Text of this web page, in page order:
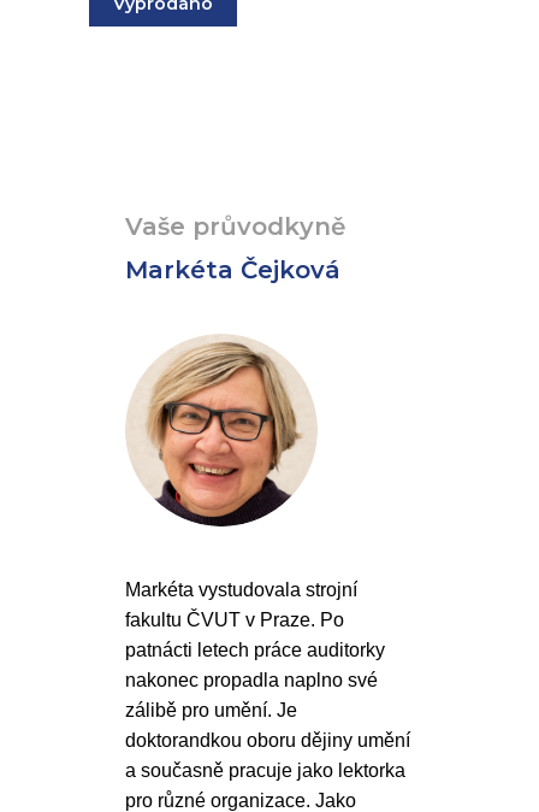
Vaše průvodkyně
Markéta Čejková
Markéta vystudovala strojní
fakultu ČVUT v Praze. Po
patnácti letech práce auditorky
nakonec propadla naplno své
zálibě pro umění. Je
doktorandkou oboru dějiny umění
a současně pracuje jako lektorka
pro různé organizace. Jako